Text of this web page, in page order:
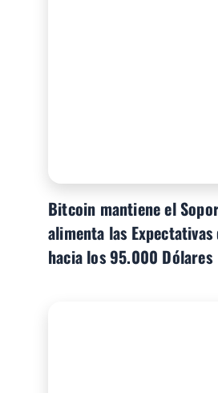
Bitcoin mantiene el
alimenta las Expectativas
hacia los 95.000 Dólares